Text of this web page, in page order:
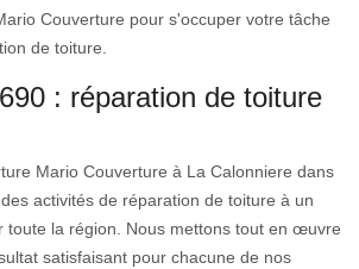
Couverture pour s'occuper votre tâche
de toiture.
: réparation de toiture
Mario Couverture à La Calonniere dans
activités de réparation de toiture à un
toute la région. Nous mettons tout en œuvre
satisfaisant pour chacune de nos